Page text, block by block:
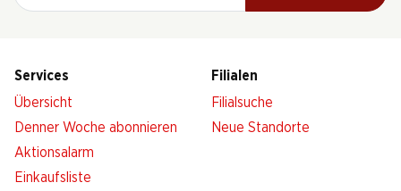
Services
Übersicht
Denner Woche abonnieren
Aktionsalarm
Einkaufsliste
Filialen
Filialsuche
Neue Standorte